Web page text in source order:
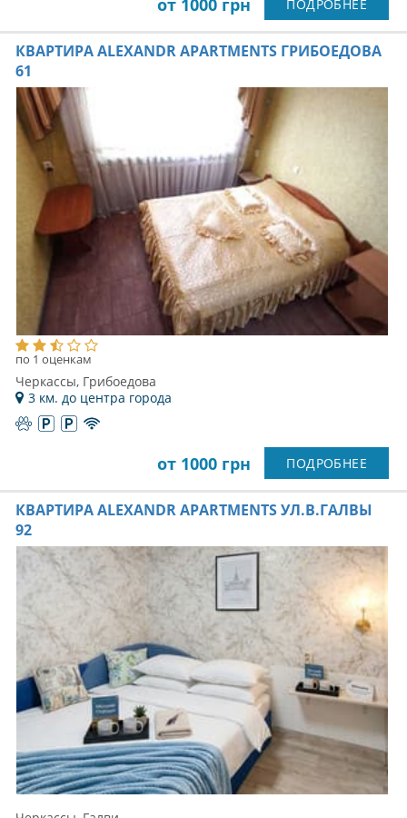
от 1000 грн ПОДРОБНЕЕ
КВАРТИРА ALEXANDR APARTMENTS ГРИБОЕДОВА
61
по 1 оценкам
Черкассы, Грибоедова
3 км. до центра города
от 1000 грн ПОДРОБНЕЕ
КВАРТИРА ALEXANDR APARTMENTS УЛ.В.ГАЛВЫ
92